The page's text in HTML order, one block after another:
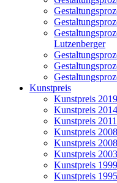
Lutzenberger
Kunstpreis
Kunstpreis
Kunstpreis
Kunstpreis
Kunstpreis
Kunstpreis
Kunstpreis
Kunstpreis
Kunstpreis